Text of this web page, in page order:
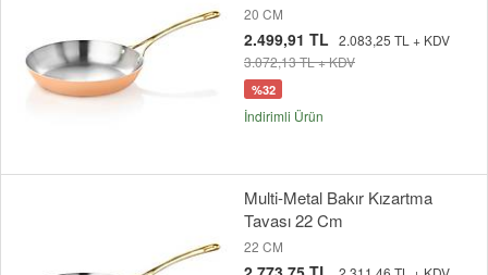
20 CM
2.499,91 TL 2.083,25 TL + KDV
3.072,13 TL + KDV
%32
İndirimli Ürün
Multi-Metal Bakır Kızartma
Tavası 22 Cm
22 CM